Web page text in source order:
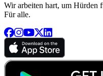
Wir arbeiten hart, um Hürden
Für alle.